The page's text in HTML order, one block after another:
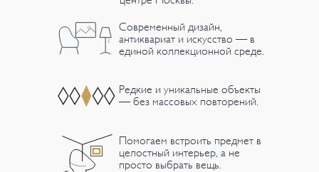
Современный дизайн,
антиквариат и искусство — в
единой коллекционной среде.
Редкие и уникальные объекты
— без массовых повторений.
Помогаем встроить предмет в
целостный интерьер, а не
просто выбрать вещь.